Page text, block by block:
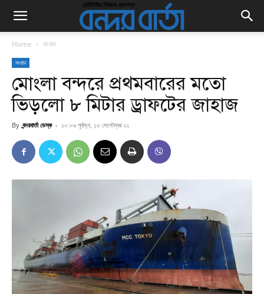
Home সংবাদ
সংবাদ
মোংলা বন্দরে প্রথমবারের মতো
ভিড়লো ৮ মিটার ড্রাফটের জাহাজ
By বন্দরবার্তা ডেস্ক - ১০:০৬ পূর্বাহ্ন, ১৩ সেপ্টেম্বর ২২